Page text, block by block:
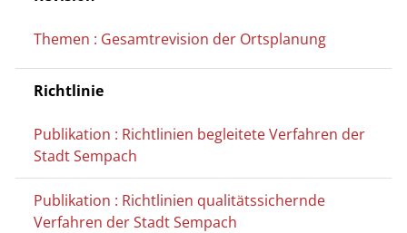
Themen : Gesamtrevision der Ortsplanung
Richtlinie
Publikation : Richtlinien begleitete Verfahren der
Stadt Sempach
Publikation : Richtlinien qualitätssichernde
Verfahren der Stadt Sempach